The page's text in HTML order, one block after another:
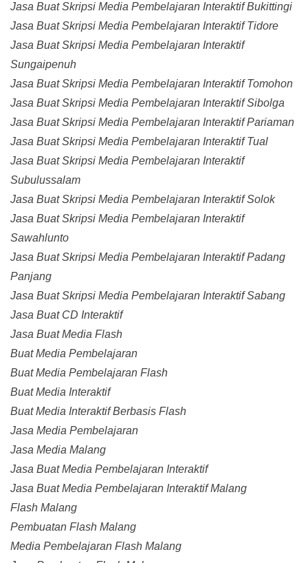
Jasa Buat Skripsi Media Pembelajaran Interaktif Bukittingi
Jasa Buat Skripsi Media Pembelajaran Interaktif Tidore
Jasa Buat Skripsi Media Pembelajaran Interaktif
Sungaipenuh
Jasa Buat Skripsi Media Pembelajaran Interaktif Tomohon
Jasa Buat Skripsi Media Pembelajaran Interaktif Sibolga
Jasa Buat Skripsi Media Pembelajaran Interaktif Pariaman
Jasa Buat Skripsi Media Pembelajaran Interaktif Tual
Jasa Buat Skripsi Media Pembelajaran Interaktif
Subulussalam
Jasa Buat Skripsi Media Pembelajaran Interaktif Solok
Jasa Buat Skripsi Media Pembelajaran Interaktif
Sawahlunto
Jasa Buat Skripsi Media Pembelajaran Interaktif Padang
Panjang
Jasa Buat Skripsi Media Pembelajaran Interaktif Sabang
Jasa Buat CD Interaktif
Jasa Buat Media Flash
Buat Media Pembelajaran
Buat Media Pembelajaran Flash
Buat Media Interaktif
Buat Media Interaktif Berbasis Flash
Jasa Media Pembelajaran
Jasa Media Malang
Jasa Buat Media Pembelajaran Interaktif
Jasa Buat Media Pembelajaran Interaktif Malang
Flash Malang
Pembuatan Flash Malang
Media Pembelajaran Flash Malang